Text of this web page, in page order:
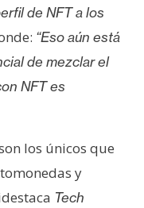
de NFT a los
“Eso aún está
de mezclar el
NFT es
los únicos que
y
Tech